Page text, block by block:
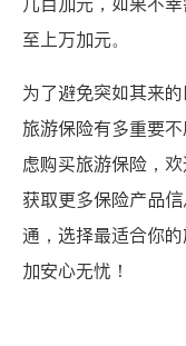
至上万加元。
为了避免突如其来
旅游保险有多重要
虑购买旅游保险，
获取更多保险产品
通，选择最适合你
加安心无忧！